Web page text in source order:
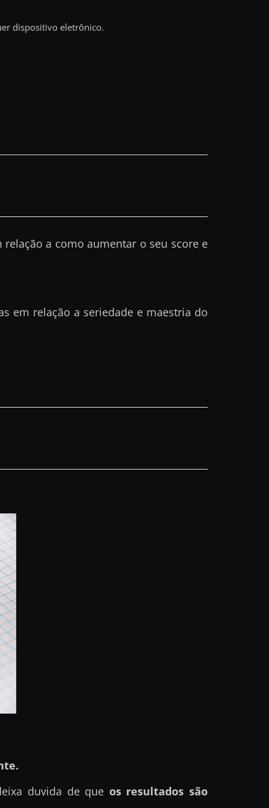
dispositivo eletrônico.
a como aumentar o seu score e
em relação a seriedade e maestria do
duvida de que os resultados são